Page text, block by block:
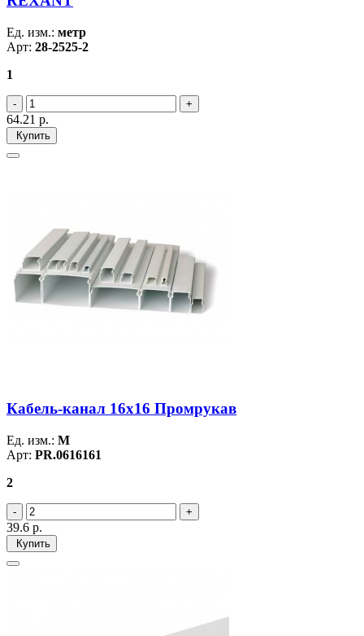
Ед. изм.: метр
Арт: 28-2525-2
1
64.21 р.
Купить
Кабель-канал 16х16 Промрукав
Ед. изм.: М
Арт: PR.0616161
2
39.6 р.
Купить